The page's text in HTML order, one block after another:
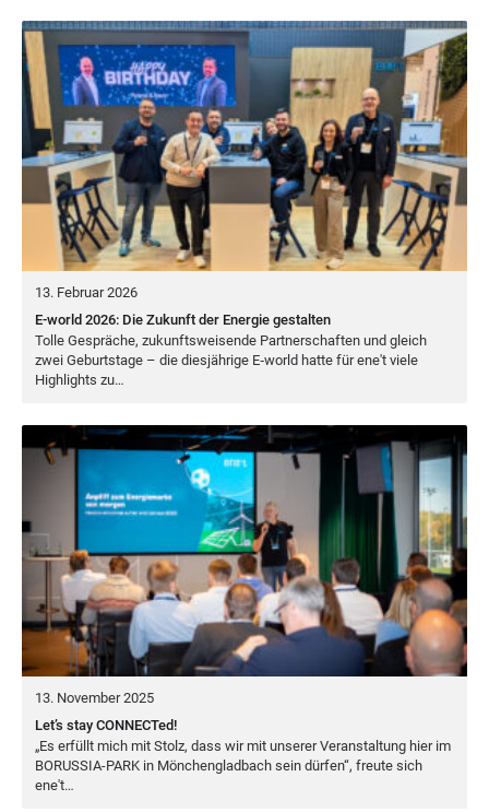
13. Februar 2026
E-world 2026: Die Zukunft der Energie gestalten
Tol­le Gesprä­che, zukunfts­wei­sen­de Part­ner­schaf­ten und gleich
zwei Geburts­ta­ge – die dies­jäh­ri­ge E‑world hat­te für ene't vie­le
High­lights zu…
13. November 2025
Let’s stay CONNECTed!
„Es erfüllt mich mit Stolz, dass wir mit unse­rer Ver­an­stal­tung hier im
BORUS­SIA-PARK in Mön­chen­glad­bach sein dür­fen“, freu­te sich
ene't…